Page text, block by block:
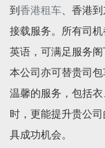
到 香港租车、香港
接载服务。所有司
英语，可满足服务阁
本公司亦可替贵司
温馨的服务，包括
时，更能提升贵公
具成功机会。